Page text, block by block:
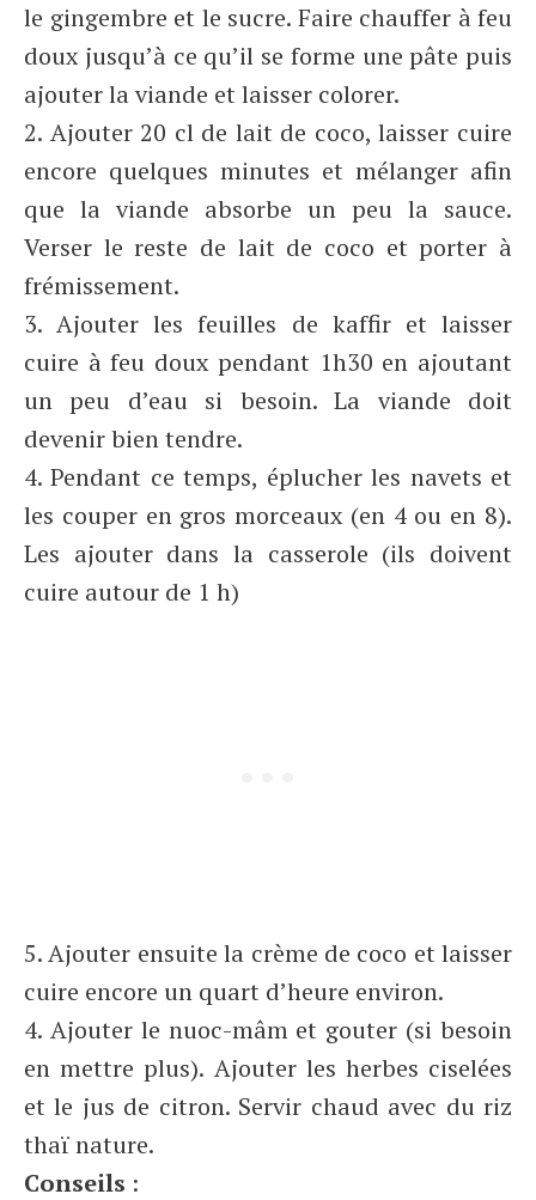
le gingembre et le sucre. Faire chauffer à feu
doux jusqu’à ce qu’il se forme une pâte puis
ajouter la viande et laisser colorer.
2. Ajouter 20 cl de lait de coco, laisser cuire
encore quelques minutes et mélanger afin
que la viande absorbe un peu la sauce.
Verser le reste de lait de coco et porter à
frémissement.
3. Ajouter les feuilles de kaffir et laisser
cuire à feu doux pendant 1h30 en ajoutant
un peu d’eau si besoin. La viande doit
devenir bien tendre.
4. Pendant ce temps, éplucher les navets et
les couper en gros morceaux (en 4 ou en 8).
Les ajouter dans la casserole (ils doivent
cuire autour de 1 h)
5. Ajouter ensuite la crème de coco et laisser
cuire encore un quart d’heure environ.
4. Ajouter le nuoc-mâm et gouter (si besoin
en mettre plus). Ajouter les herbes ciselées
et le jus de citron. Servir chaud avec du riz
thaï nature.
Conseils :